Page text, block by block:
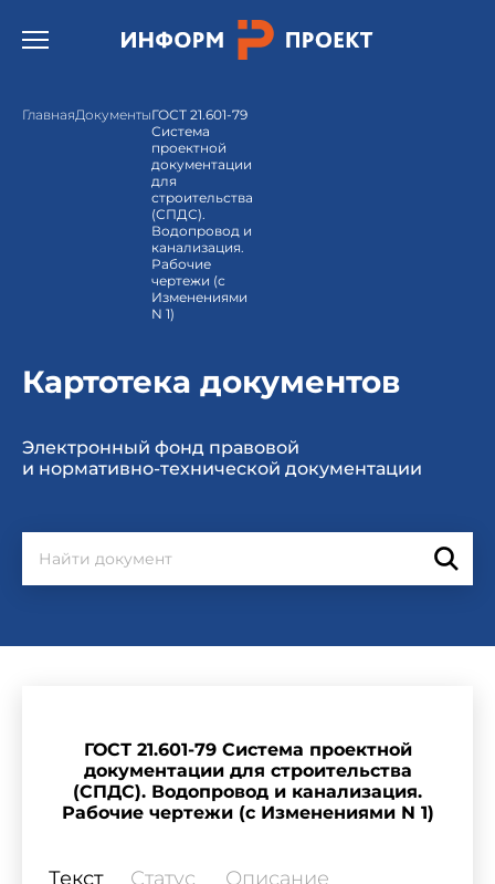
Открыть бургер меню.
ГлавнаяДокументыГОСТ 21.601-79
Система
проектной
документации
для
строительства
(СПДС).
Водопровод и
канализация.
Рабочие
чертежи (с
Изменениями
N 1)
Картотека документов
Электронный фонд правовой
и нормативно-технической документации
ГОСТ 21.601-79 Система проектной
документации для строительства
(СПДС). Водопровод и канализация.
Рабочие чертежи (с Изменениями N 1)
Текст Статус Описание